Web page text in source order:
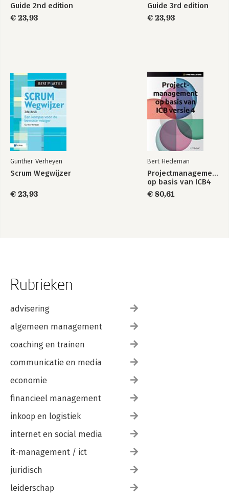
Guide 2nd edition
€ 23,93
Guide 3rd edition
€ 23,93
Gunther Verheyen
Scrum Wegwijzer
€ 23,93
Bert Hedeman
Projectmanagement
op basis van ICB4
€ 80,61
Rubrieken
advisering
algemeen management
coaching en trainen
communicatie en media
economie
financieel management
inkoop en logistiek
internet en social media
it-management / ict
juridisch
leiderschap